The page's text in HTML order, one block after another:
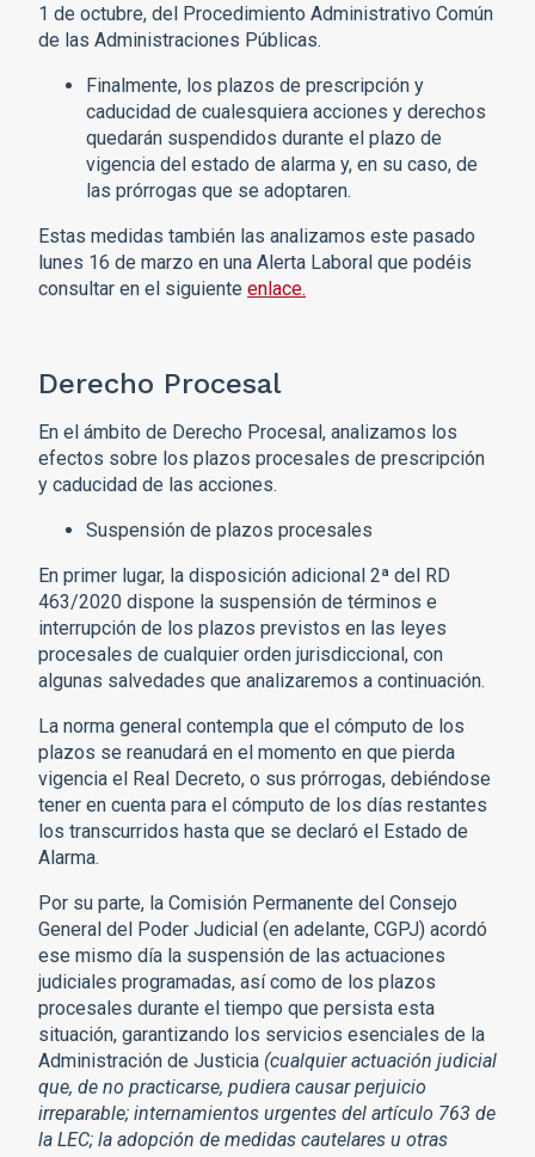
1 de octubre, del Procedimiento Administrativo Común
de las Administraciones Públicas.
Finalmente, los plazos de prescripción y
caducidad de cualesquiera acciones y derechos
quedarán suspendidos durante el plazo de
vigencia del estado de alarma y, en su caso, de
las prórrogas que se adoptaren.
Estas medidas también las analizamos este pasado
lunes 16 de marzo en una Alerta Laboral que podéis
consultar en el siguiente enlace.
Derecho Procesal
En el ámbito de Derecho Procesal, analizamos los
efectos sobre los plazos procesales de prescripción
y caducidad de las acciones.
Suspensión de plazos procesales
En primer lugar, la disposición adicional 2ª del RD
463/2020 dispone la suspensión de términos e
interrupción de los plazos previstos en las leyes
procesales de cualquier orden jurisdiccional, con
algunas salvedades que analizaremos a continuación.
La norma general contempla que el cómputo de los
plazos se reanudará en el momento en que pierda
vigencia el Real Decreto, o sus prórrogas, debiéndose
tener en cuenta para el cómputo de los días restantes
los transcurridos hasta que se declaró el Estado de
Alarma.
Por su parte, la Comisión Permanente del Consejo
General del Poder Judicial (en adelante, CGPJ) acordó
ese mismo día la suspensión de las actuaciones
judiciales programadas, así como de los plazos
procesales durante el tiempo que persista esta
situación, garantizando los servicios esenciales de la
Administración de Justicia (cualquier actuación judicial
que, de no practicarse, pudiera causar perjuicio
irreparable; internamientos urgentes del artículo 763 de
la LEC; la adopción de medidas cautelares u otras